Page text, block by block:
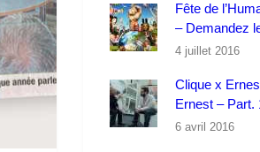
Fête de
– Demandez
4 juillet 2016
Clique x
Ernest – Part.
6 avril 2016